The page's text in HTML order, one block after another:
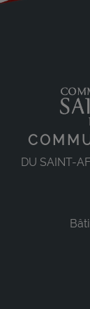
DU SAINT-